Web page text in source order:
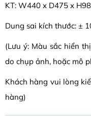
KT: W440 x D475 x
Dung sai kích thước: ±
(Lưu ý: Màu sắc hiển
do chụp ảnh, hoặc mô
Khách hàng vui lòng
hàng)